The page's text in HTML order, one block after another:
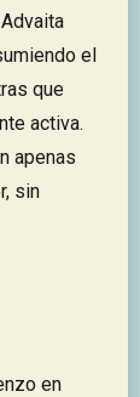
el
que
activa.
apenas
sin
en